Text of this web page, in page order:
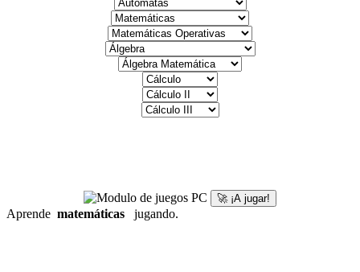
🚀 ¡A jugar!
Aprende matemáticas jugando.